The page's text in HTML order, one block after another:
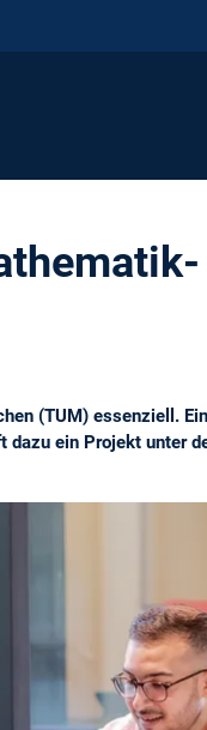
(TUM) essenziell.
ein Projekt unter